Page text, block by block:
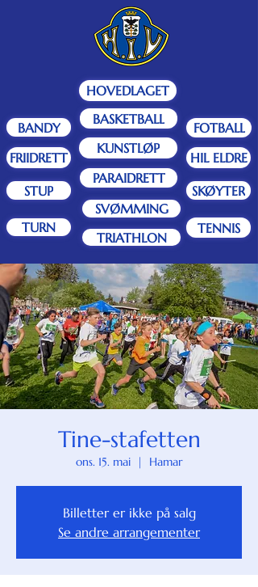
HOVEDLAGET
BANDY
BASKETBALL
FOTBALL
FRIIDRETT
KUNSTLØP
HIL ELDRE
STUP
PARAIDRETT
SKØYTER
SVØMMING
TURN
TRIATHLON
TENNIS
Tine-stafetten
ons. 15. mai
  |
Hamar
Billetter er ikke på salg
Se andre arrangementer